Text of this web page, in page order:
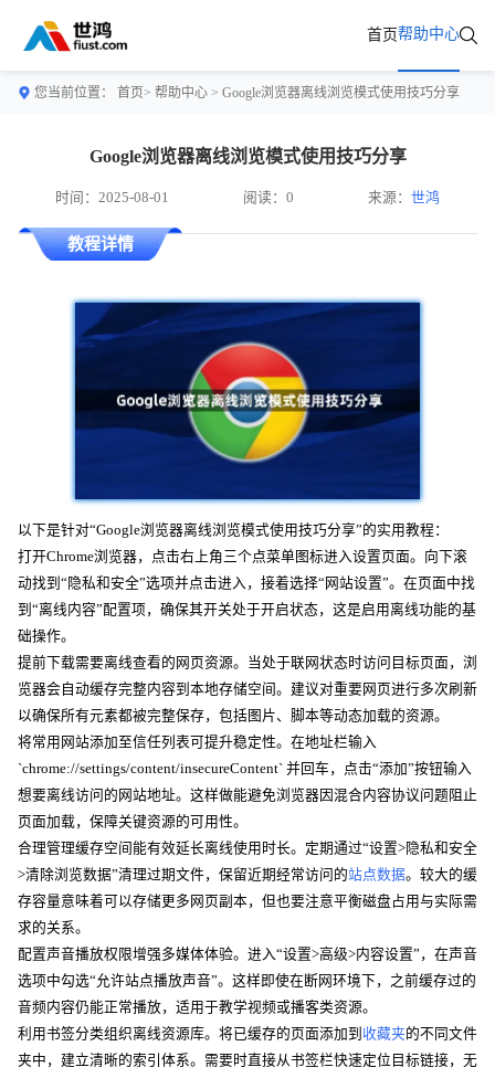
首页帮助中心
您当前位置： 首页> 帮助中心 > Google浏览器离线浏览模式使用技巧分享
Google浏览器离线浏览模式使用技巧分享
时间：2025-08-01 阅读：0 来源：世鸿
教程详情
以下是针对“Google浏览器离线浏览模式使用技巧分享”的实用教程：
打开Chrome浏览器，点击右上角三个点菜单图标进入设置页面。向下滚
动找到“隐私和安全”选项并点击进入，接着选择“网站设置”。在页面中找
到“离线内容”配置项，确保其开关处于开启状态，这是启用离线功能的基
础操作。
提前下载需要离线查看的网页资源。当处于联网状态时访问目标页面，浏
览器会自动缓存完整内容到本地存储空间。建议对重要网页进行多次刷新
以确保所有元素都被完整保存，包括图片、脚本等动态加载的资源。
将常用网站添加至信任列表可提升稳定性。在地址栏输入
`chrome://settings/content/insecureContent` 并回车，点击“添加”按钮输入
想要离线访问的网站地址。这样做能避免浏览器因混合内容协议问题阻止
页面加载，保障关键资源的可用性。
合理管理缓存空间能有效延长离线使用时长。定期通过“设置>隐私和安全
>清除浏览数据”清理过期文件，保留近期经常访问的站点数据。较大的缓
存容量意味着可以存储更多网页副本，但也要注意平衡磁盘占用与实际需
求的关系。
配置声音播放权限增强多媒体体验。进入“设置>高级>内容设置”，在声音
选项中勾选“允许站点播放声音”。这样即使在断网环境下，之前缓存过的
音频内容仍能正常播放，适用于教学视频或播客类资源。
利用书签分类组织离线资源库。将已缓存的页面添加到 收藏夹的不同文件
夹中，建立清晰的索引体系。需要时直接从书签栏快速定位目标链接，无